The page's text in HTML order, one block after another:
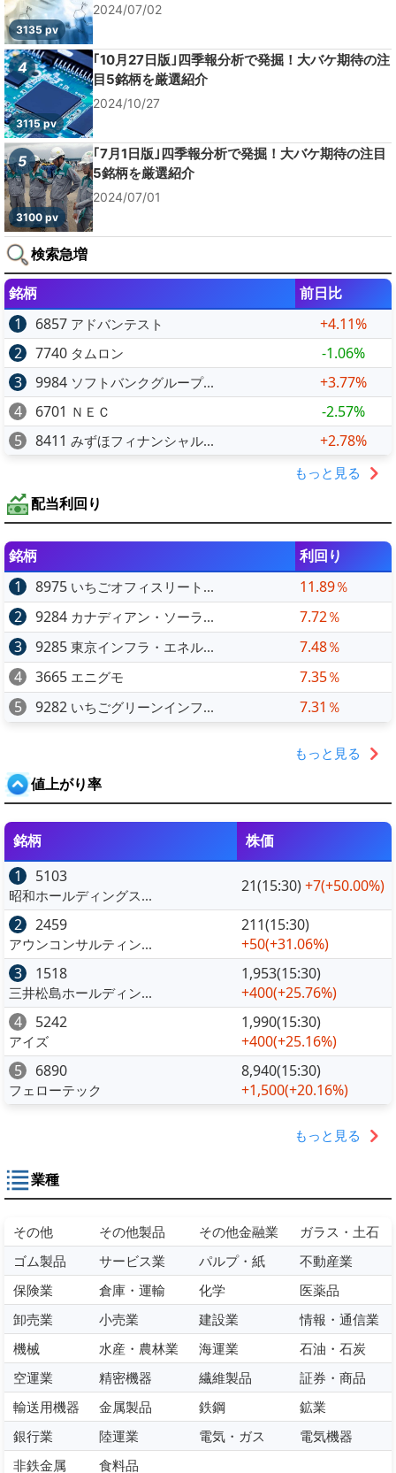
3135 pv
2024/07/02
4
3115 pv
｢10月27日版｣四季報分析で発掘！大バケ期待の注
目5銘柄を厳選紹介
2024/10/27
5
3100 pv
｢7月1日版｣四季報分析で発掘！大バケ期待の注目
5銘柄を厳選紹介
2024/07/01
検索急増
銘柄
前日比
1
6857 アドバンテスト
+4.11%
2
7740 タムロン
-1.06%
3
9984 ソフトバンクグループ...
+3.77%
4
6701 ＮＥＣ
-2.57%
5
8411 みずほフィナンシャル... +2.78%
もっと見る
配当利回り
銘柄
利回り
1
8975 いちごオフィスリート...
11.89％
2
9284 カナディアン・ソーラ...
7.72％
3
9285 東京インフラ・エネル...
7.48％
4
3665 エニグモ
7.35％
5
9282 いちごグリーンインフ... 7.31％
もっと見る
値上がり率
銘柄
株価
1
5103
昭和ホールディングス... 21(15:30)+7(+50.00%)
2
2459
アウンコンサルティン...
211(15:30)
+50(+31.06%)
3
1518
三井松島ホールディン...
1,953(15:30)
+400(+25.76%)
4
5242
アイズ
1,990(15:30)
+400(+25.16%)
5
6890
フェローテック
8,940(15:30)
+1,500(+20.16%)
もっと見る
業種
その他 その他製品 その他金融業
ガラス・土石
ゴム製品
サービス業 パルプ・紙
不動産業
保険業
倉庫・運輸 化学
医薬品
卸売業
小売業 建設業
情報・通信業
機械
水産・農林業 海運業
石油・石炭
空運業
精密機器 繊維製品
証券・商品
輸送用機器
金属製品 鉄鋼
鉱業
銀行業
陸運業 電気・ガス
電気機器
非鉄金属
食料品